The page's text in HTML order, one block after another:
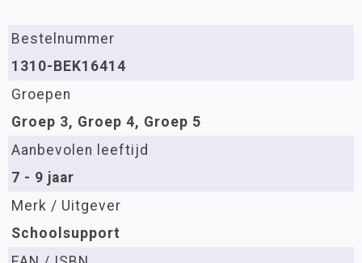
Bestelnummer
1310-BEK16414
Groepen
Groep 3, Groep 4, Groep 5
Aanbevolen leeftijd
7 - 9 jaar
Merk / Uitgever
Schoolsupport